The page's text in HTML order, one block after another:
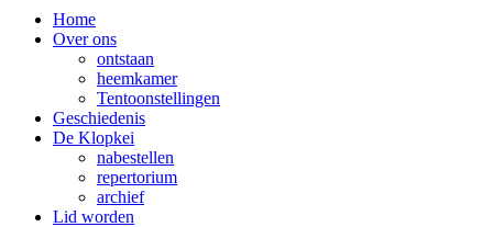
Home
Over ons
ontstaan
heemkamer
Tentoonstellingen
Geschiedenis
De Klopkei
nabestellen
repertorium
archief
Lid worden